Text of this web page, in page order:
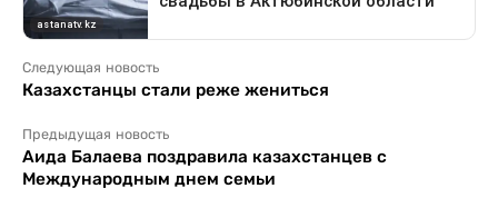
Следующая новость
Казахстанцы стали реже жениться
Предыдущая новость
Аида Балаева поздравила казахстанцев с
Международным днем семьи